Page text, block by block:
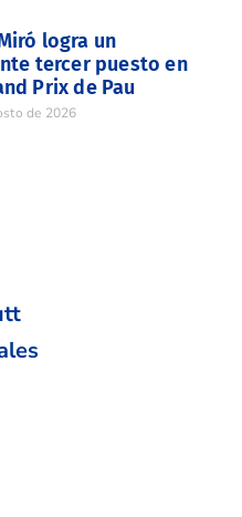
logra un
tercer puesto en
Prix de Pau
de 2026